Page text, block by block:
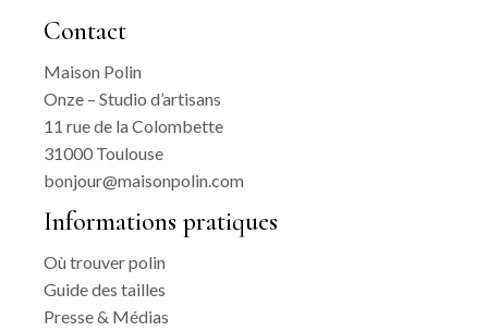
Contact
Maison Polin
Onze – Studio d’artisans
11 rue de la Colombette
31000 Toulouse
bonjour@maisonpolin.com
Informations pratiques
Où trouver polin
Guide des tailles
Presse & Médias